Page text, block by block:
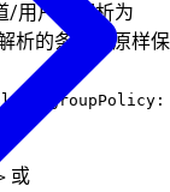
/用户名解析为
析的条目按原样保
或